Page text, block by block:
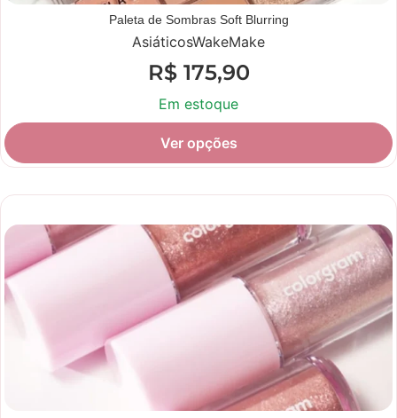
Paleta de Sombras Soft Blurring
AsiáticosWakeMake
R$175,90
Em estoque
Ver opções